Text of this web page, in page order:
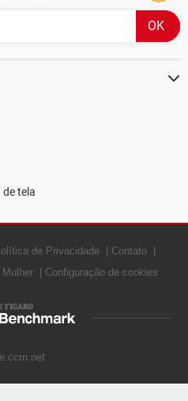
tela
de Privacidade
Contato
Configuração de cookies